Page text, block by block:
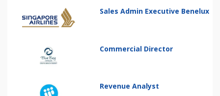
Sales Admin Executive Benelux
Commercial Director
Revenue Analyst